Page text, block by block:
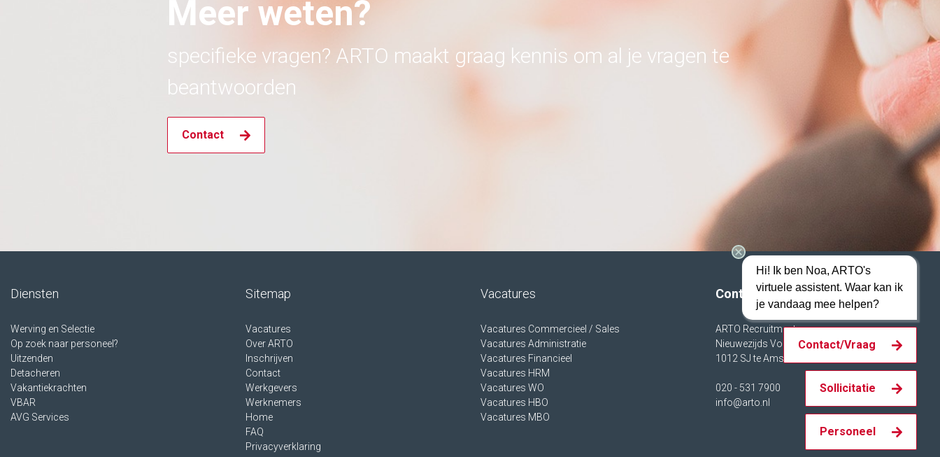
Meer weten?
specifieke vragen? ARTO maakt graag kennis om al je vragen te
beantwoorden
Contact
Diensten
Werving en Selectie
Op zoek naar personeel?
Uitzenden
Detacheren
Vakantiekrachten
VBAR
AVG Services
Sitemap
Vacatures
Over ARTO
Inschrijven
Contact
Werkgevers
Werknemers
Home
FAQ
Privacyverklaring
Vacatures
Vacatures Commercieel / Sales
Vacatures Administratie
Vacatures Financieel
Vacatures HRM
Vacatures WO
Vacatures HBO
Vacatures MBO
Contact
ARTO Recruitment
Nieuwezijds Voorburgwal 158
1012 SJ te Amsterdam.
020 - 531 7900
info@arto.nl
Hi! Ik ben Noa, ARTO's
virtuele assistent. Waar kan ik
je vandaag mee helpen?
Contact/Vraag
Sollicitatie
Personeel